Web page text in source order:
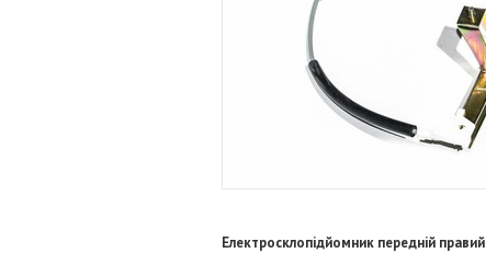
Електросклопідйомник передній правий